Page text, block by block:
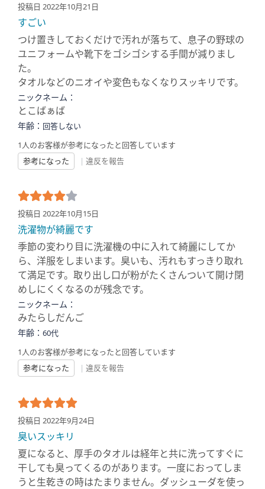
投稿日 2022年10月21日
すごい
つけ置きしておくだけで汚れが落ちて、息子の野球の
ユニフォームや靴下をゴシゴシする手間が減りまし
た。
タオルなどのニオイや変色もなくなりスッキリです。
ニックネーム：
とこばぁば
年齢： 回答しない
1人のお客様が参考になったと回答しています
参考になった
| 違反を報告
投稿日 2022年10月15日
洗濯物が綺麗です
季節の変わり目に洗濯機の中に入れて綺麗にしてか
ら、洋服をしまいます。臭いも、汚れもすっきり取れ
て満足です。取り出し口が粉がたくさんついて開け閉
めしにくくなるのが残念です。
ニックネーム：
みたらしだんご
年齢： 60代
1人のお客様が参考になったと回答しています
参考になった
| 違反を報告
投稿日 2022年9月24日
臭いスッキリ
夏になると、厚手のタオルは経年と共に洗ってすぐに
干しても臭ってくるのがあります。一度におってしま
うと生乾きの時はたまりません。ダッシューダを使っ